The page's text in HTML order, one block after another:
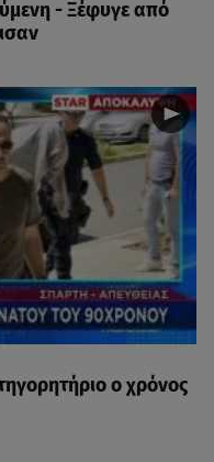
- Ξέφυγε από
ο χρόνος